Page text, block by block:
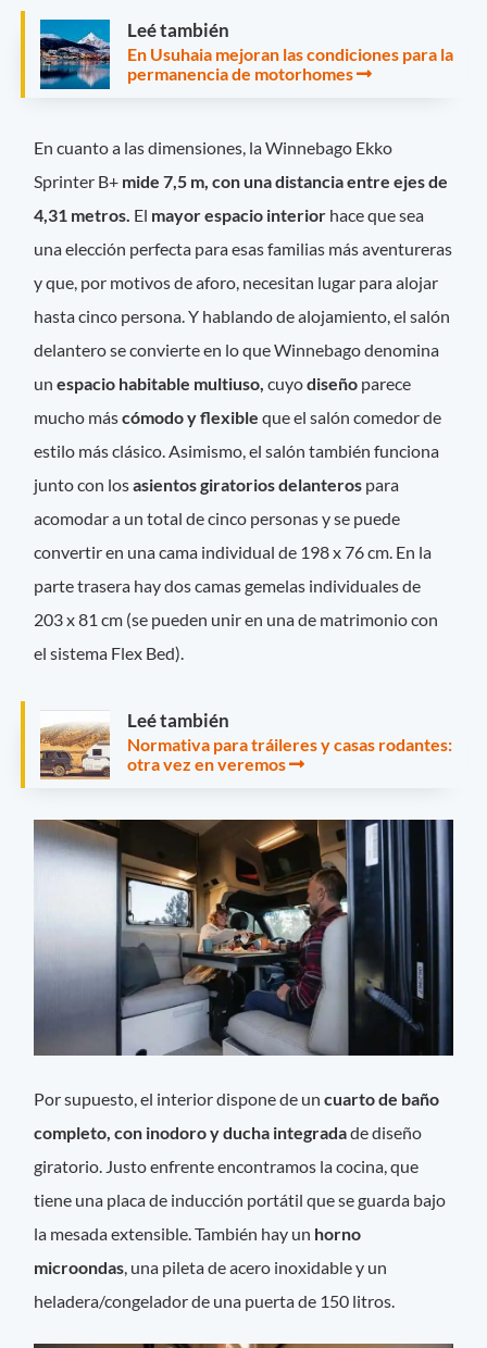
Leé también
En Usuhaia mejoran las condiciones para la
permanencia de motorhomes
En cuanto a las dimensiones, la Winnebago Ekko
Sprinter B+ mide 7,5 m, con una distancia entre ejes de
4,31 metros. El mayor espacio interior hace que sea
una elección perfecta para esas familias más aventureras
y que, por motivos de aforo, necesitan lugar para alojar
hasta cinco persona. Y hablando de alojamiento, el salón
delantero se convierte en lo que Winnebago denomina
unespacio habitable multiuso,cuyodiseño parece
mucho máscómodo y flexible que el salón comedor de
estilo más clásico. Asimismo, el salón también funciona
junto con losasientos giratorios delanteros para
acomodar a un total de cinco personas y se puede
convertir en una cama individual de 198 x 76 cm. En la
parte trasera hay dos camas gemelas individuales de
203 x 81 cm (se pueden unir en una de matrimonio con
el sistema Flex Bed).
Leé también
Normativa para tráileres y casas rodantes:
otra vez en veremos
Por supuesto, el interior dispone de uncuarto de baño
completo, con inodoro y ducha integradade diseño
giratorio. Justo enfrente encontramos la cocina, que
tiene una placa de inducción portátil que se guarda bajo
la mesada extensible. También hay un horno
microondas, una pileta de acero inoxidable y un
heladera/congelador de una puerta de 150 litros.